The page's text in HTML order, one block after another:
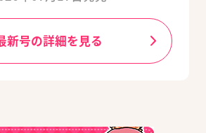
新号の詳細を見る